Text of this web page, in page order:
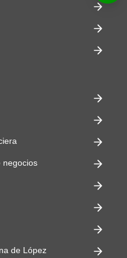
negocios
de López